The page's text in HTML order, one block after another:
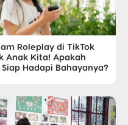
Roleplay di TikTok
Anak Kita! Apakah
Hadapi Bahayanya?